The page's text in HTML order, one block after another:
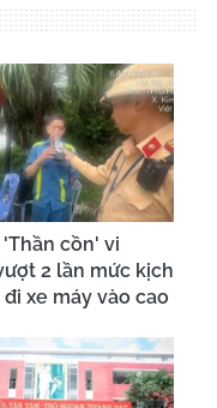
'Thần cồn' vi
2 lần mức kịch
đi xe máy vào cao